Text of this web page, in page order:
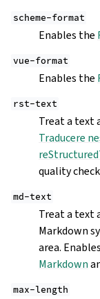
scheme-format
Enables the
vue-format
Enables the
rst-text
Treat a text
Traducere
quality
md-text
Treat a text
Markdown
area.
Markdown
max-length